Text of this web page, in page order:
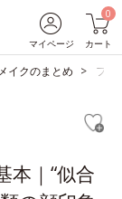
マイページ
0
カート
イクのまとめ フェ
本｜“似合